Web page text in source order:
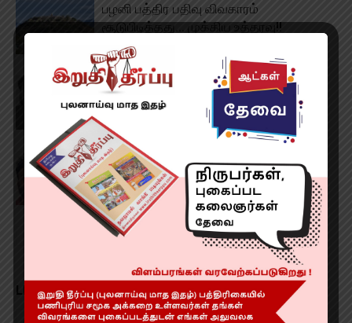
பழனி பத்திர பதிவு விவகாரம்
சூடுபிடித்தது… முக்கிய உத்தரவு!!
சிறையில் விசாரணை கைதி உயிரிழப்பு!
2 கோடி ஏமாற்றிய கில்லாடிகள்! எதற்கு
தெரியுமா?!
LEAVE A REPLY